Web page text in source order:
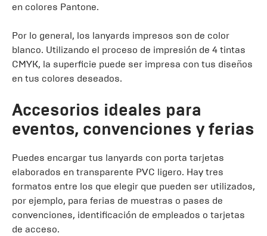
en colores Pantone.
Por lo general, los lanyards impresos son de color
blanco. Utilizando el proceso de impresión de 4 tintas
CMYK, la superficie puede ser impresa con tus diseños
en tus colores deseados.
Accesorios ideales para
eventos, convenciones y ferias
Puedes encargar tus lanyards con porta tarjetas
elaborados en transparente PVC ligero. Hay tres
formatos entre los que elegir que pueden ser utilizados,
por ejemplo, para ferias de muestras o pases de
convenciones, identificación de empleados o tarjetas
de acceso.